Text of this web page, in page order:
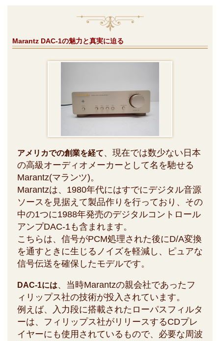
Marantz DAC-1の魅力と真実に迫る
アメリカでの創業を経て、現在では数少ない日本
の高級オーディオメーカーとして名を馳せる
Marantz(マランツ)。
Marantzは、1980年代にはすでにデジタル音源
ソースを見据えて製品作りを行っており、その
中の1つに1988年発売のデジタルコントロール
アンプDAC-1も含まれます。
こちらは、信号がPCM処理された後にD/A変換
を通すときに生じるノイズを軽減し、ピュアな
信号伝送を確保したモデルです。
DAC-1には、当時Marantzの親会社であったフ
ィリップス社の技術が投入されています。
例えば、入力段に搭載されたローパスフィルタ
ーは、フィリップス社がリリースするCDプレ
イヤーにも使用されているもので、必要な周波